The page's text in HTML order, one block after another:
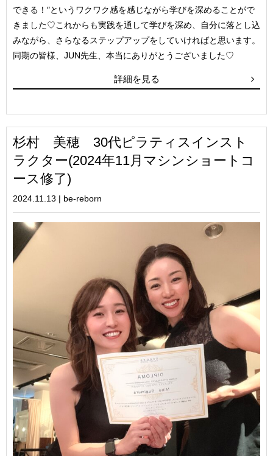
できる！″というワクワク感を感じながら学びを深めることがで
きました♡これからも実践を通して学びを深め、自分に落とし込
みながら、さらなるステップアップをしていければと思います。
同期の皆様、JUN先生、本当にありがとうございました♡
詳細を見る
杉村 美穂 30代ピラティスインスト
ラクター(2024年11月マシンショートコ
ース修了)
2024.11.13 | be-reborn